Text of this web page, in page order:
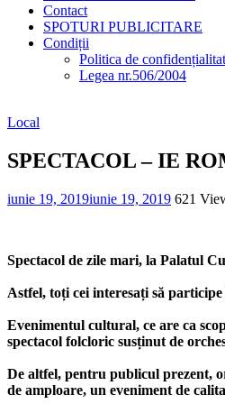
Contact
SPOTURI PUBLICITARE
Condiții
Politica de
Legea nr.506/2004
Local
SPECTACOL – IE
iunie 19, 2019iunie 19, 2019 621
Spectacol de zile mari, la Palatul
Astfel, toți cei interesați să
Evenimentul cultural, ce are ca
spectacol folcloric susținut de
De altfel, pentru publicul prezent,
de amploare, un eveniment de